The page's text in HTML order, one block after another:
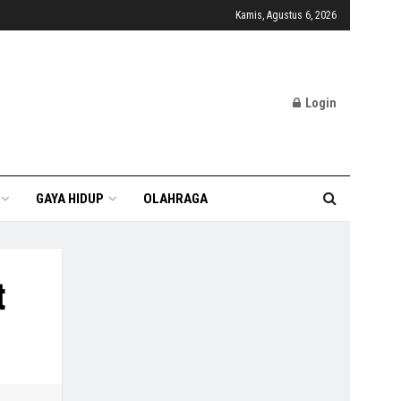
Kamis, Agustus 6, 2026
Login
GAYA HIDUP OLAHRAGA